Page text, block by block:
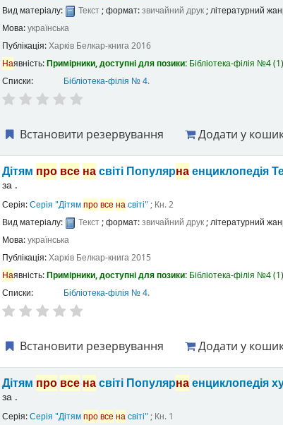
Вид матеріалу:
Текст; формат:звичайний друк; літературний
Мова:українська
Публікація:Харків Белкар-книга2016
Наявність:Примірники, доступні для позики: Бібліотека-філія №4(1)
Списки:
Бібліотека-філія № 4.
Встановити резервування Додати у
Дітям про все насвіті Популярнаенциклопедія
за .
Серія:Серія "Дітямпровсе насвіті" ; Кн. 2
Вид матеріалу:
Текст; формат:звичайний друк; літературний
Мова:українська
Публікація:Харків Белкар-книга2015
Наявність:Примірники, доступні для позики: Бібліотека-філія №4(1)
Списки:
Бібліотека-філія № 4.
Встановити резервування Додати у
Дітям про все насвіті Популярнаенциклопедія
за .
Серія:Серія "Дітямпровсе насвіті" ; Кн. 1